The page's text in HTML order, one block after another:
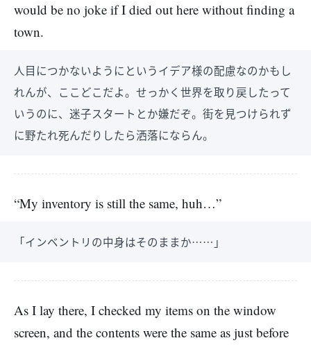
would be no joke if I died out here without finding a
town.
人目につかないようにというイデア様の配慮なのかもし
れんが、ここどこだよ。せっかく世界を取り戻したって
いうのに、迷子スタートとか嫌だぞ。街を見つけられず
に野たれ死んだりしたら洒落にならん。
“My inventory is still the same, huh…”
「インベントリの中身はそのままか……」
As I lay there, I checked my items on the window
screen, and the contents were the same as just before